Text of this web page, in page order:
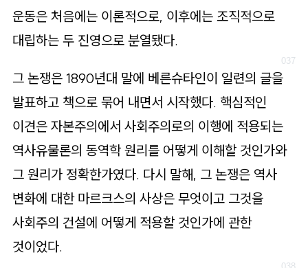
운동은 처음에는 이론적으로, 이후에는 조직적으로
대립하는 두 진영으로 분열됐다.
그 논쟁은 1890년대 말에 베른슈타인이 일련의 글을
발표하고 책으로 묶어 내면서 시작했다. 핵심적인
이견은 자본주의에서 사회주의로의 이행에 적용되는
역사유물론의 동역학 원리를 어떻게 이해할 것인가와
그 원리가 정확한가였다. 다시 말해, 그 논쟁은 역사
변화에 대한 마르크스의 사상은 무엇이고 그것을
사회주의 건설에 어떻게 적용할 것인가에 관한
것이었다.